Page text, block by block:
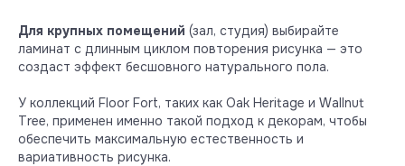
Для крупных помещений (зал, студия) выбирайте
ламинат с длинным циклом повторения рисунка — это
создаст эффект бесшовного натурального пола.
У коллекций Floor Fort, таких как Oak Heritage и Wallnut
Tree, применен именно такой подход к декорам, чтобы
обеспечить максимальную естественность и
вариативность рисунка.